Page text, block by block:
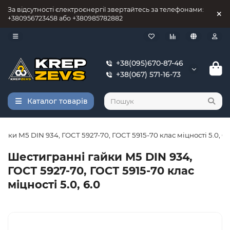
За відсутності єлектроєнергії звертайтесь за телефонами:
+380956723458 або +380985782882
+38(095)670-87-46
+38(067) 571-16-73
Каталог товарів
М5 DIN 934, ГОСТ 5927-70, ГОСТ 5915-70 клас міцності 5.0,
Шестигранні гайки М5 DIN 934,
ГОСТ 5927-70, ГОСТ 5915-70 клас
міцності 5.0, 6.0